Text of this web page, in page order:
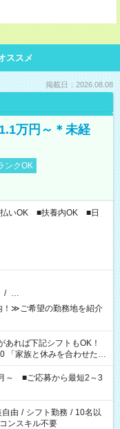
ススメ
掲載日：2026.08.08
万円～＊未経
ンクOK
いOK ■扶養内OK ■日
/ …
≫ご希望の勤務地を紹介
い」 「できれば残業はし
※Wワーク希望
時間と、もう1つのお仕事
る場合は応募できません。
～ ■ご応募から最短2～3
自由 / シフト勤務 / 10名以
ンスキル不要